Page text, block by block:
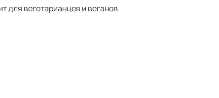
для вегетарианцев и веганов.